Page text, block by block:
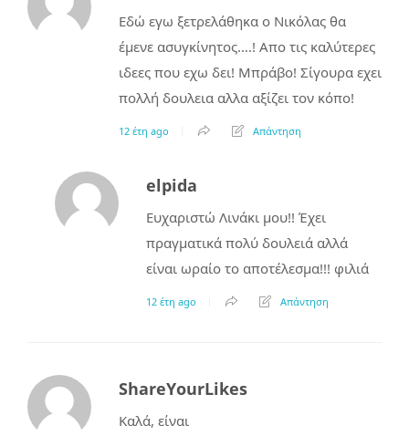
Εδώ εγω ξετρελάθηκα ο Νικόλας θα
έμενε ασυγκίνητος….! Απο τις καλύτερες
ιδεες που εχω δει! Μπράβο! Σίγουρα εχει
πολλή δουλεια αλλα αξίζει τον κόπο!
12 έτη ago Απάντηση
elpida
Ευχαριστώ Λινάκι μου!! Έχει
πραγματικά πολύ δουλειά αλλά
είναι ωραίο το αποτέλεσμα!!! φιλιά
12 έτη ago Απάντηση
ShareYourLikes
Καλά, είναι